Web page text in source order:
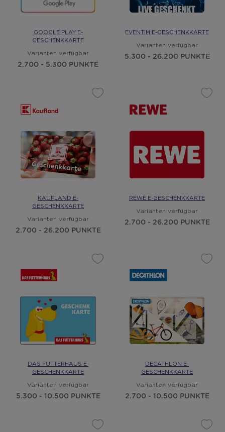
GOOGLE PLAY E-
GESCHENKKARTE
Varianten verfügbar
2.700 - 5.300 PUNKTE
EVENTIM E-GESCHENKKARTE
Varianten verfügbar
5.300 - 26.200 PUNKTE
KAUFLAND E-
GESCHENKKARTE
Varianten verfügbar
2.700 - 26.200 PUNKTE
REWE E-GESCHENKKARTE
Varianten verfügbar
2.700 - 26.200 PUNKTE
DAS FUTTERHAUS E-
GESCHENKKARTE
Varianten verfügbar
5.300 - 10.500 PUNKTE
DECATHLON E-
GESCHENKKARTE
Varianten verfügbar
2.700 - 10.500 PUNKTE